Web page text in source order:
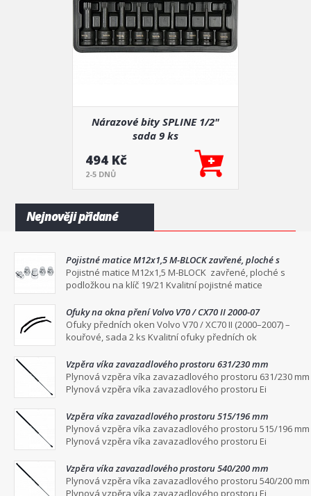
Nárazové bity SPLINE 1/2"
sada 9 ks
494 Kč
2-5 DNŮ
Nejnověji přidané
Pojistné matice M12x1,5 M-BLOCK zavřené, ploché s
podložkou na klíč 19/21
Pojistné matice M12x1,5 M-BLOCK zavřené, ploché s
podložkou na klíč 19/21 Kvalitní pojistné matice
Ofuky na okna pření Volvo V70 / CX70 II 2000-07
Ofuky předních oken Volvo V70 / XC70 II (2000–2007) –
kouřové, sada 2 ks Kvalitní ofuky předních ok
Vzpěra víka zavazadlového prostoru 631/230 mm
Plynová vzpěra víka zavazadlového prostoru 631/230 mm
Plynová vzpěra víka zavazadlového prostoru Ei
Vzpěra víka zavazadlového prostoru 515/196 mm
Plynová vzpěra víka zavazadlového prostoru 515/196 mm
Plynová vzpěra víka zavazadlového prostoru Ei
Vzpěra víka zavazadlového prostoru 540/200 mm
Plynová vzpěra víka zavazadlového prostoru 540/200 mm
Plynová vzpěra víka zavazadlového prostoru Ei